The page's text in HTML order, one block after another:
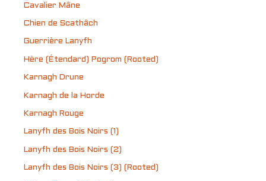
Cavalier Mâne
Chien de Scathâch
Guerrière Lanyfh
Hère (Étendard) Pogrom (Rooted)
Karnagh Drune
Karnagh de la Horde
Karnagh Rouge
Lanyfh des Bois Noirs (1)
Lanyfh des Bois Noirs (2)
Lanyfh des Bois Noirs (3) (Rooted)